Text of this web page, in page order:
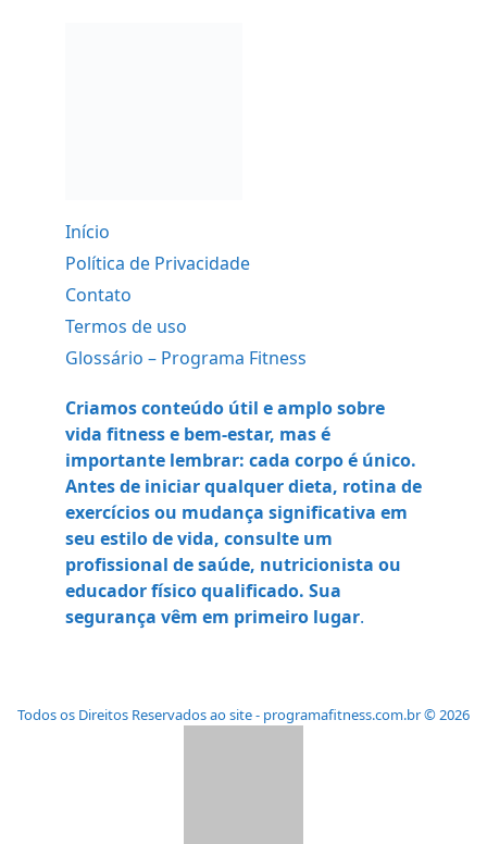
Início
Política de Privacidade
Contato
Termos de uso
Glossário – Programa Fitness
Criamos conteúdo útil e amplo sobre
vida fitness e bem-estar, mas é
importante lembrar: cada corpo é único.
Antes de iniciar qualquer dieta, rotina de
exercícios ou mudança significativa em
seu estilo de vida, consulte um
profissional de saúde, nutricionista ou
educador físico qualificado. Sua
segurança vêm em primeiro lugar.
Todos os Direitos Reservados ao site - programafitness.com.br © 2026